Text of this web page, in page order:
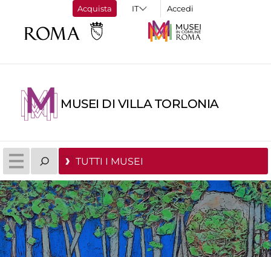
Acquista Accedi
MUSEI DI VILLA TORLONIA
TUTTI I MUSEI